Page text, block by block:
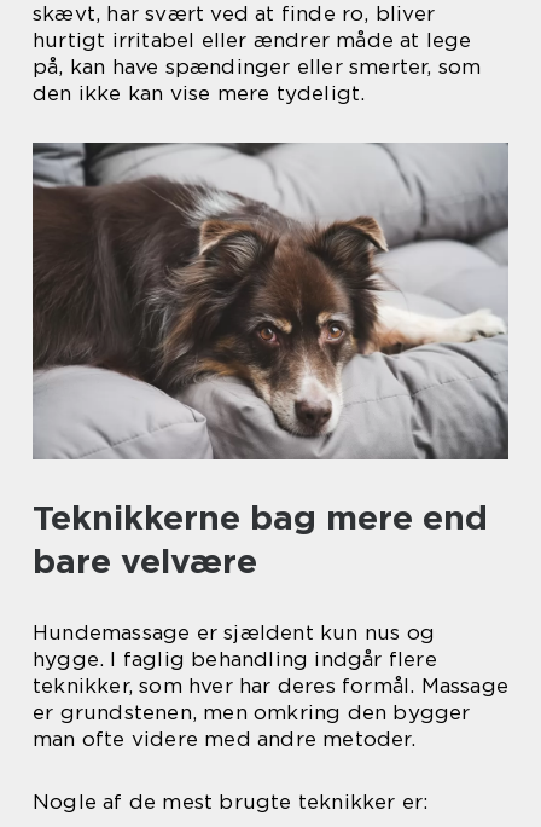
skævt, har svært ved at finde ro, bliver
hurtigt irritabel eller ændrer måde at lege
på, kan have spændinger eller smerter, som
den ikke kan vise mere tydeligt.
Teknikkerne bag mere end
bare velvære
Hundemassage er sjældent kun nus og
hygge. I faglig behandling indgår flere
teknikker, som hver har deres formål. Massage
er grundstenen, men omkring den bygger
man ofte videre med andre metoder.
Nogle af de mest brugte teknikker er: